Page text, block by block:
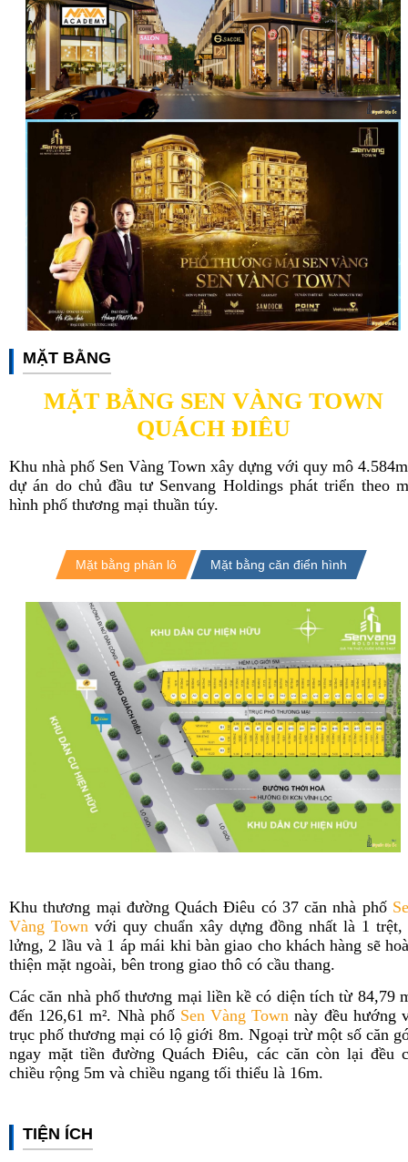
MẶT BẰNG
MẶT BẰNG SEN VÀNG TOWN
QUÁCH ĐIÊU
Khu nhà phố Sen Vàng Town xây dựng với quy mô 4.584m
dự án do chủ đầu tư Senvang Holdings phát triển theo
hình phố thương mại thuần túy.
Mặt bằng phân lô Mặt bằng căn điển hình
Khu thương mại đường Quách Điêu có 37 cănnhà phố
Vàng Town với quy chuẩn xây dựng đồng nhất là 1 trệt,
lửng, 2 lầu và 1 áp mái khi bàn giao cho khách hàng sẽ
thiện mặt ngoài, bên trong giao thô có cầu thang.
Các căn nhà phố thương mại liền kề có diện tích từ 84,79
đến 126,61 m². Nhà phố Sen Vàng Town này đều hướng
trục phố thương mại có lộ giới 8m. Ngoại trừ một số căn
ngay mặt tiền đường Quách Điêu, các căn còn lại đều
chiều rộng 5m và chiều ngang tối thiểu là 16m.
TIỆN ÍCH